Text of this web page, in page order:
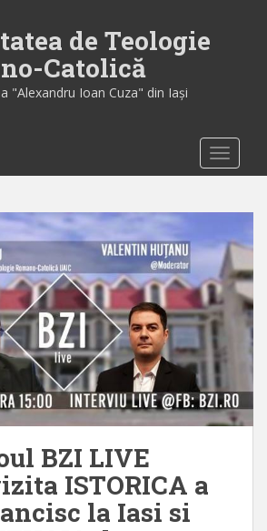
de Teologie
Catolică
"Alexandru Ioan Cuza" din Iaşi
BZI LIVE
ISTORICA a
la Iasi si